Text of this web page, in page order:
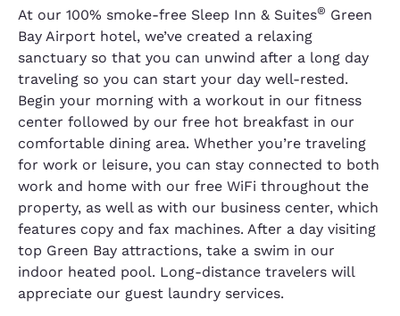
At our 100% smoke-free Sleep Inn & Suites® Green
Bay Airport hotel, we’ve created a relaxing
sanctuary so that you can unwind after a long day
traveling so you can start your day well-rested.
Begin your morning with a workout in our fitness
center followed by our free hot breakfast in our
comfortable dining area. Whether you’re traveling
for work or leisure, you can stay connected to both
work and home with our free WiFi throughout the
property, as well as with our business center, which
features copy and fax machines. After a day visiting
top Green Bay attractions, take a swim in our
indoor heated pool. Long-distance travelers will
appreciate our guest laundry services.